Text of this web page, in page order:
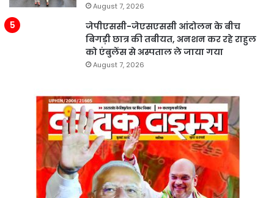
August 7, 2026
जेपीएससी-जेएसएससी आंदोलन के बीच
बिगड़ी छात्र की तबीयत, अनशन कर रहे राहुल
को एंबुलेंस से अस्पताल ले जाया गया
August 7, 2026